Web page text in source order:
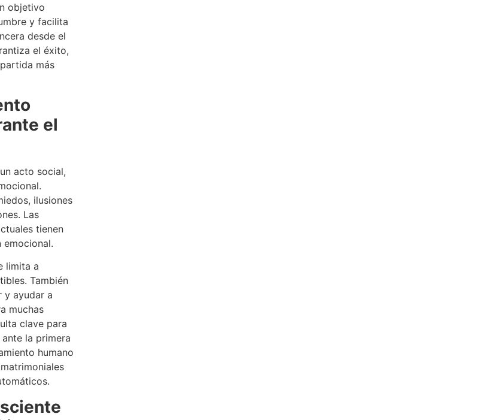
objetivo
y facilita
desde el
el éxito,
más
el
acto social,
ilusiones
Las
tienen
emocional.
limita a
También
y ayudar a
muchas
clave para
la primera
humano